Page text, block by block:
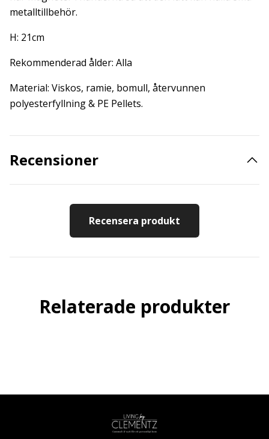
metalltillbehör.
H: 21cm
Rekommenderad ålder: Alla
Material: Viskos, ramie, bomull, återvunnen
polyesterfyllning & PE Pellets.
Recensioner
Recensera produkt
Relaterade produkter